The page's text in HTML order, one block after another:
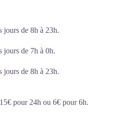
jours de 8h à 23h.
jours de 7h à 0h.
jours de 8h à 23h.
pour 24h ou 6€ pour 6h.